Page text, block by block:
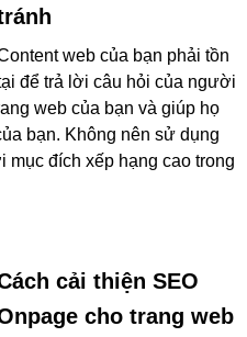
web của bạn phải tồn
để trả lời câu hỏi của người
web của bạn và giúp họ
bạn. Không nên sử dụng
mục đích xếp hạng cao trong
cải thiện SEO
cho trang web